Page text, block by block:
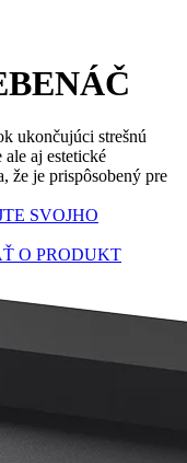
ukončujúci strešnú
aj estetické
že je prispôsobený pre
SVOJHO